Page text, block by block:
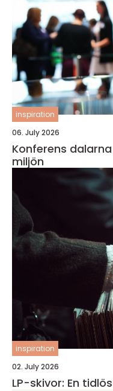
inspiration
06. July 2026
Konferens dalarna när mötet får kraft av
miljön
inspiration
02. July 2026
LP-skivor: En